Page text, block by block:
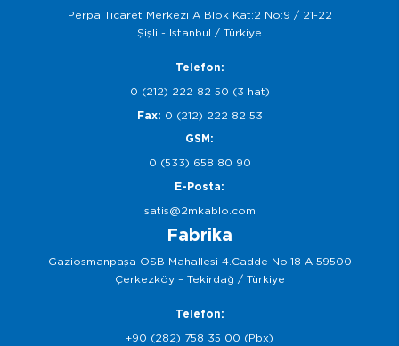
Perpa Ticaret Merkezi A Blok Kat:2 No:9 / 21-22
Şişli - İstanbul / Türkiye
Telefon:
0 (212) 222 82 50 (3 hat)
Fax: 0 (212) 222 82 53
GSM:
0 (533) 658 80 90
E-Posta:
satis@2mkablo.com
Fabrika
Gaziosmanpaşa OSB Mahallesi 4.Cadde No:18 A 59500
Çerkezköy – Tekirdağ / Türkiye
Telefon:
+90 (282) 758 35 00 (Pbx)